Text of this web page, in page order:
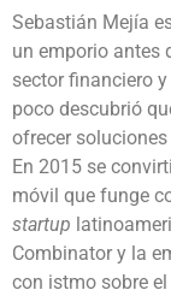
Sebastián Mejía
un emporio antes
sector financiero
poco descubrió
ofrecer
En 2015 se
móvil que funge
startup
Combinator y la
con istmo sobre